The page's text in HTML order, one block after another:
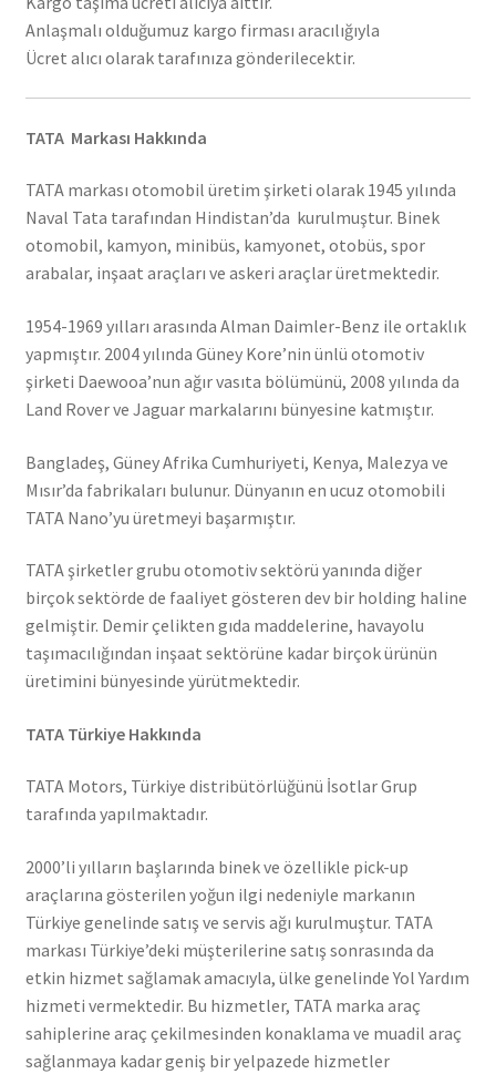
Anlaşmalı olduğumuz kargo firması aracılığıyla
Ücret alıcı olarak tarafınıza gönderilecektir.
TATA Markası Hakkında
TATA markası otomobil üretim şirketi olarak 1945 yılında
Naval Tata tarafından Hindistan’da kurulmuştur. Binek
otomobil, kamyon, minibüs, kamyonet, otobüs, spor
arabalar, inşaat araçları ve askeri araçlar üretmektedir.
1954-1969 yılları arasında Alman Daimler-Benz ile ortaklık
yapmıştır. 2004 yılında Güney Kore’nin ünlü otomotiv
şirketi Daewooa’nun ağır vasıta bölümünü, 2008 yılında da
Land Rover ve Jaguar markalarını bünyesine katmıştır.
Bangladeş, Güney Afrika Cumhuriyeti, Kenya, Malezya ve
Mısır’da fabrikaları bulunur. Dünyanın en ucuz otomobili
TATA Nano’yu üretmeyi başarmıştır.
TATA şirketler grubu otomotiv sektörü yanında diğer
birçok sektörde de faaliyet gösteren dev bir holding haline
gelmiştir. Demir çelikten gıda maddelerine, havayolu
taşımacılığından inşaat sektörüne kadar birçok ürünün
üretimini bünyesinde yürütmektedir.
TATA Türkiye Hakkında
TATA Motors, Türkiye distribütörlüğünü İsotlar Grup
tarafında yapılmaktadır.
2000’li yılların başlarında binek ve özellikle pick-up
araçlarına gösterilen yoğun ilgi nedeniyle markanın
Türkiye genelinde satış ve servis ağı kurulmuştur. TATA
markası Türkiye’deki müşterilerine satış sonrasında da
etkin hizmet sağlamak amacıyla, ülke genelinde Yol Yardım
hizmeti vermektedir. Bu hizmetler, TATA marka araç
sahiplerine araç çekilmesinden konaklama ve muadil araç
sağlanmaya kadar geniş bir yelpazede hizmetler